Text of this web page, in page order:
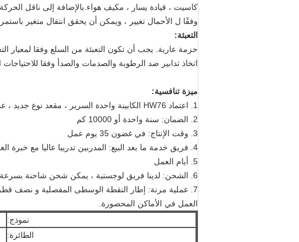
كاسيت ، قيادة يسار ، مكيف هواء.بالإضافة إلى ناقل
وفقًا ل الأحمال تغيير ، ويمكن أن يحقق انتقال متغير
التعبئة:
حزمة عارية. يجب أن تكون التعبئة من السلع وفقا لمعيار
اتخاذ تدابير ضد الرطوبة والصدمات والصدأ وفقا
ميزة تنافسية:
1. اعتماد HW76 الكابينة واحدة السرير ، مقعد نوع جديد ، عجلة القيادة القابلة للتعديل.
2. الضمان: سنة واحدة أو 10000 كم
3. وقت الإنتاج: في غضون 35 يوم عمل
4. فريق خدمة ما بعد البيع: المدربين تدريبا عاليا مع خبرة العمل في الخارج
5. أيام العمل
6. الشحن: لدينا فريق لوجستية ، يمكن شحن شاحنة بسرعة وأمان.
7. عملية مرنة: إطار النقطة الوسطى المفصلية و نصف قطر الدوران الصغير يجعلها ملائمة لـ
العمل في الأماكن المحصورة.
نموذج:
الطائرة: